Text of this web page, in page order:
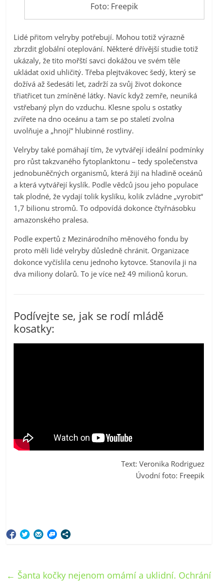
Foto: Freepik
Lidé přitom velryby potřebují. Mohou totiž výrazně
zbrzdit globální oteplování. Některé dřívější studie totiž
ukázaly, že tito mořští savci dokážou ve svém těle
ukládat oxid uhličitý. Třeba plejtvákovec šedý, který se
dožívá až šedesáti let, zadrží za svůj život dokonce
třiatřicet tun zmíněné látky. Navíc když zemře, neuniká
vstřebaný plyn do vzduchu. Klesne spolu s ostatky
zvířete na dno oceánu a tam se po staletí zvolna
uvolňuje a „hnojí“ hlubinné rostliny.
Velryby také pomáhají tím, že vytvářejí ideální podmínky
pro růst takzvaného fytoplanktonu – tedy společenstva
jednobuněčných organismů, která žijí na hladině oceánů
a která vytvářejí kyslík. Podle vědců jsou jeho populace
tak plodné, že vydají tolik kyslíku, kolik zvládne „vyrobit“
1,7 bilionu stromů. To odpovídá dokonce čtyřnásobku
amazonského pralesa.
Podle expertů z Mezinárodního měnového fondu by
proto měli lidé velryby důsledně chránit. Organizace
dokonce vyčíslila cenu jednoho kytovce. Stanovila ji na
dva miliony dolarů. To je více než 49 milionů korun.
Podívejte se, jak se rodí mládě
kosatky:
Text: Veronika Rodriguez
Úvodní foto: Freepik
← Šanta kočky nejenom omámí a uklidní. Ochrání